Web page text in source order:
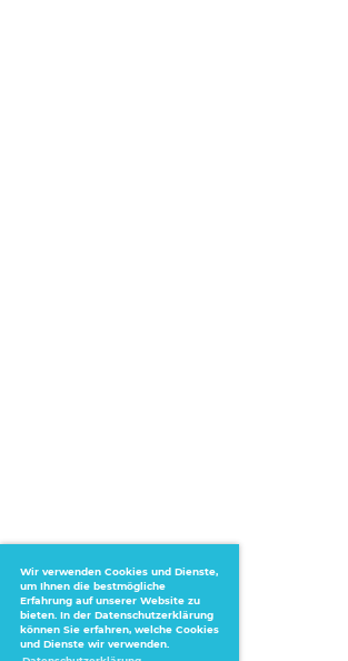
Wir verwenden Cookies und Dienste,
um Ihnen die bestmögliche
Erfahrung auf unserer Website zu
bieten. In der Datenschutzerklärung
können Sie erfahren, welche Cookies
und Dienste wir verwenden.